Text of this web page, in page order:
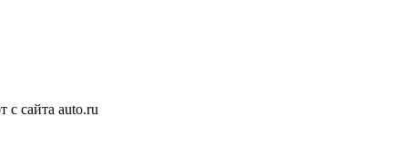
с сайта auto.ru